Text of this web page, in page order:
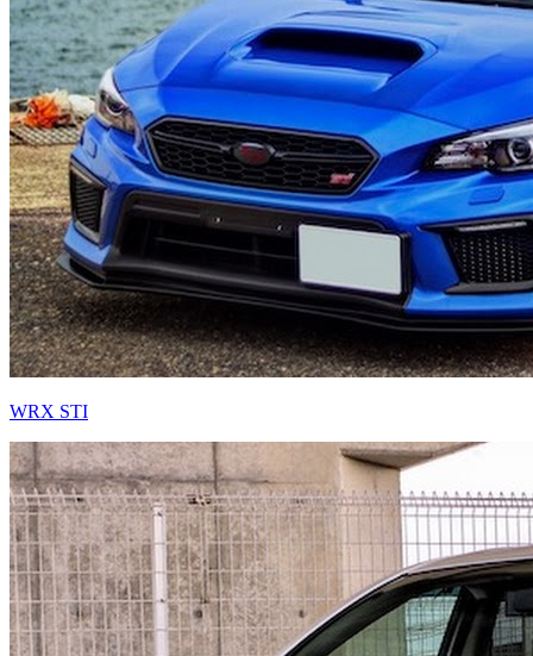
WRX STI